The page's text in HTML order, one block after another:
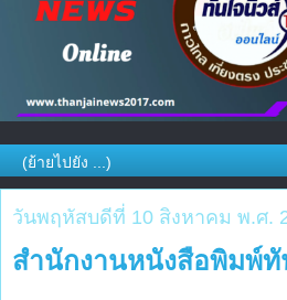
วันพฤหัสบดีที่ 10 สิงหาคม พ.ศ.
สำนักงานหนังสือพิมพ์ทั